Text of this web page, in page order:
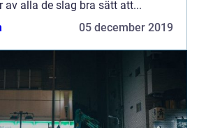
av alla de slag bra sätt att...
05 december 2019